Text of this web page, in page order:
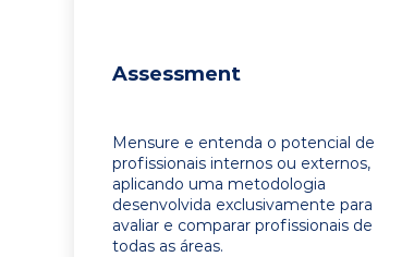
Assessment
Mensure e entenda o potencial de
profissionais internos ou externos,
aplicando uma metodologia
desenvolvida exclusivamente para
avaliar e comparar profissionais de
todas as áreas.